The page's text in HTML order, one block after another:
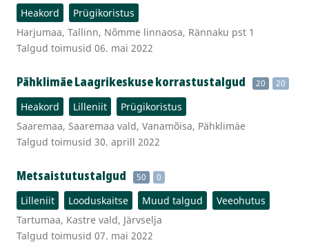
Heakord
Prügikoristus
Harjumaa, Tallinn, Nõmme linnaosa, Rännaku pst 1
Talgud toimusid 06. mai 2022
Pähklimäe Laagrikeskuse korrastustalgud 20 20
Heakord Lilleniit
Prügikoristus
Saaremaa, Saaremaa vald, Vanamõisa, Pähklimäe
Talgud toimusid 30. aprill 2022
Metsaistutustalgud 50 0
Lilleniit Looduskaitse Muud talgud
Veeohutus
Tartumaa, Kastre vald, Järvselja
Talgud toimusid 07. mai 2022